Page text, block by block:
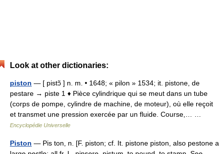
Look at other dictionaries:
piston — [ pistɔ̃ ] n. m. • 1648; « pilon » 1534; it. pistone, de
pestare → piste 1 ♦ Pièce cylindrique qui se meut dans un tube
(corps de pompe, cylindre de machine, de moteur), où elle reçoit
et transmet une pression exercée par un fluide. Course,… …
Encyclopédie Universelle
Piston — Pis ton, n. [F. piston; cf. It. pistone piston, also pestone a